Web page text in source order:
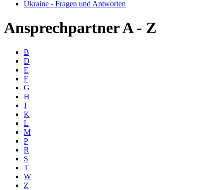
Ukraine - Fragen und Antworten
Ansprechpartner A - Z
B
D
E
F
G
H
J
K
L
M
P
R
S
T
W
Z